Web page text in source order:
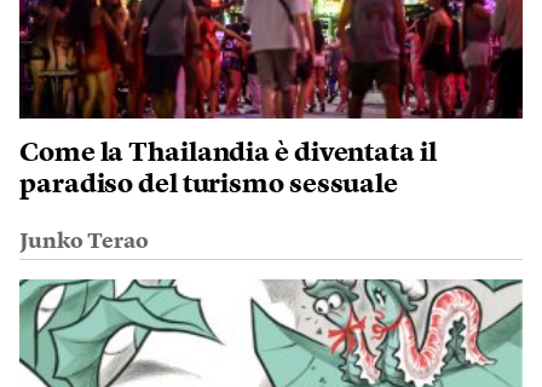
Come la Thailandia è diventata il
paradiso del turismo sessuale
Junko Terao